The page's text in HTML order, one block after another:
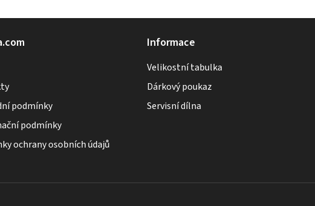
podmínky
podmínky
ochrany osobních údajů
Informace
Velikostní tabulka
Dárkový poukaz
Servisní dílna